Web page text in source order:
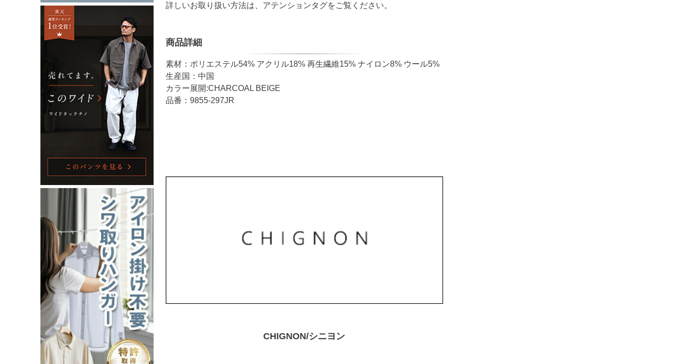
詳しいお取り扱い方法は、アテンションタグをご覧ください。
商品詳細
素材：ポリエステル54% アクリル18% 再生繊維15% ナイロン8% ウール5%
生産国：中国
カラー展開:CHARCOAL BEIGE
品番：9855-297JR
CHIGNON/シニヨン